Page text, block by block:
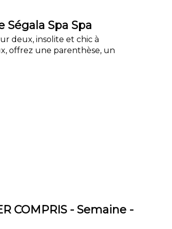
Ségala Spa Spa
deux, insolite et chic à
offrez une parenthèse, un
COMPRIS - Semaine -